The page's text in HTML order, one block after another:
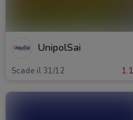
UnipolSai
Scade il 31/12